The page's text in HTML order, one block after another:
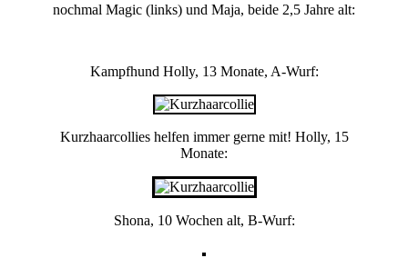
nochmal Magic (links) und Maja, beide 2,5 Jahre alt:
Kampfhund Holly, 13 Monate, A-Wurf:
Kurzhaarcollies helfen immer gerne mit! Holly, 15
Monate:
Shona, 10 Wochen alt, B-Wurf: